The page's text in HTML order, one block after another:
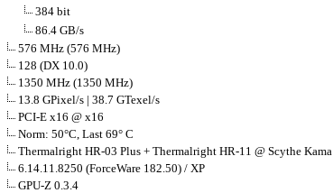
384 bit
86.4 GB/s
576 MHz (576 MHz)
128 (DX 10.0)
1350 MHz (1350 MHz)
13.8 GPixel/s | 38.7 GTexel/s
PCI-E x16 @ x16
Norm: 50°C, Last 69° C
Thermalright HR-03 Plus + Thermalright HR-11 @ Scythe Kama
6.14.11.8250 (ForceWare 182.50) / XP
GPU-Z 0.3.4